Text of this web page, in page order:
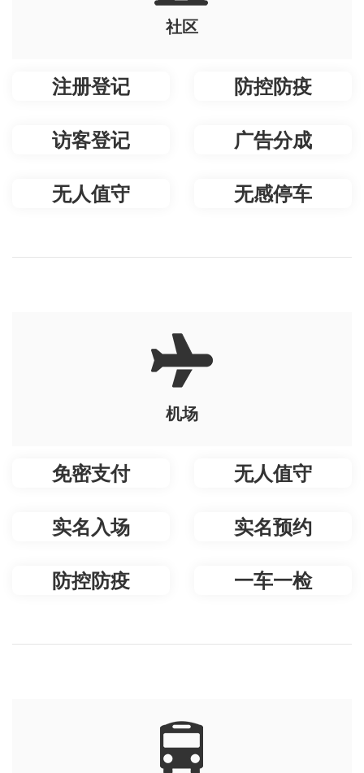
社区
注册登记
防控防疫
访客登记
广告分成
无人值守
无感停车
机场
免密支付
无人值守
实名入场
实名预约
防控防疫
一车一检